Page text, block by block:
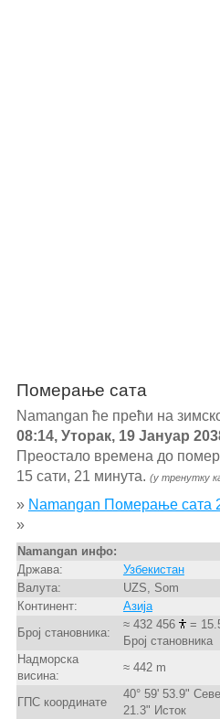
Померање сата
Namangan ће прећи на
08:14, Уторак, 19 Јануар
Преостало времена до
15 сати, 21 минута. (у тренутку
» Namangan Померање сата
»
Namangan инфо:
Држава:
Узбекистан
Валута:
UZS, Som
Континент:
Азија
Број становника:
≈ 432 456
=
Број становника
Надморска
висина:
≈ 442 m
ГПС координате
40° 59' 53.9"
21.3" Исток